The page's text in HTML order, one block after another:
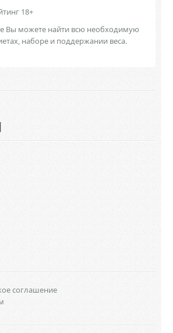
18+
Вы можете найти всю необходимую
наборе и поддержании веса.
соглашение